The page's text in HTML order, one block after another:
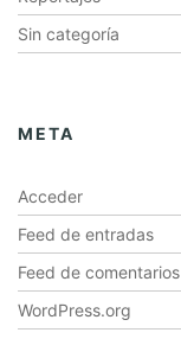
Sin categoría
META
Acceder
Feed de entradas
Feed de comentarios
WordPress.org